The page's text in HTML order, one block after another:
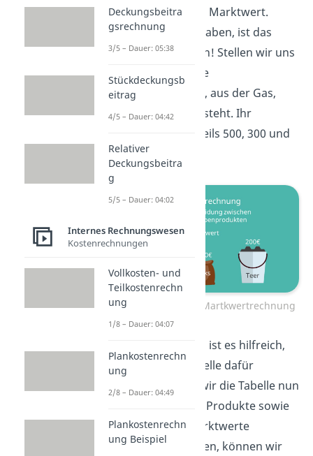
brauchen also den Marktwert.
Wenn wir diesen haben, ist das
ganze ganz einfach! Stellen wir uns
vor, wir haben eine
Kuppelproduktion, aus der Gas,
Koks und Teer entsteht. Ihr
Marktpreis ist jeweils 500, 300 und
200 Euro.
Kuppelkalkulation: Martkwertrechnung
Für die Kalkulation ist es hilfreich,
wenn wir eine Tabelle dafür
aufstellen. Füllen wir die Tabelle nun
aus! Nachdem die Produkte sowie
die bekannten Marktwerte
eingetragen wurden, können wir
Deckungsbeitra
gsrechnung
3/5 – Dauer: 05:38
Stückdeckungsb
eitrag
4/5 – Dauer: 04:42
Relativer
Deckungsbeitra
g
5/5 – Dauer: 04:02
Internes Rechnungswesen
Kostenrechnungen
Vollkosten- und
Teilkostenrechn
ung
1/8 – Dauer: 04:07
Plankostenrechn
ung
2/8 – Dauer: 04:49
Plankostenrechn
ung Beispiel